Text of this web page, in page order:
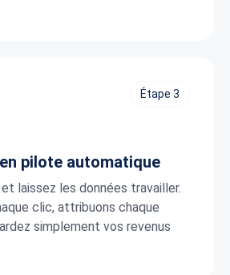
Étape 3
pilote automatique
laissez les données travailler.
clic, attribuons chaque
simplement vos revenus